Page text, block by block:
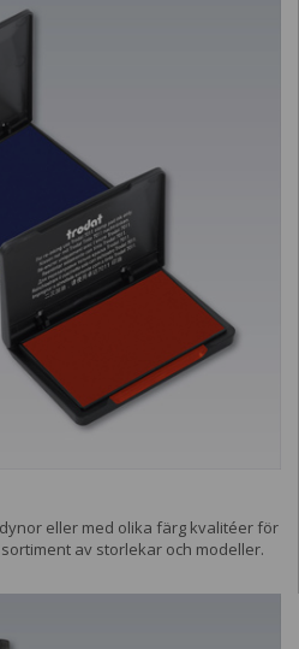
eller med olika färg kvalitéer för
av storlekar och modeller.